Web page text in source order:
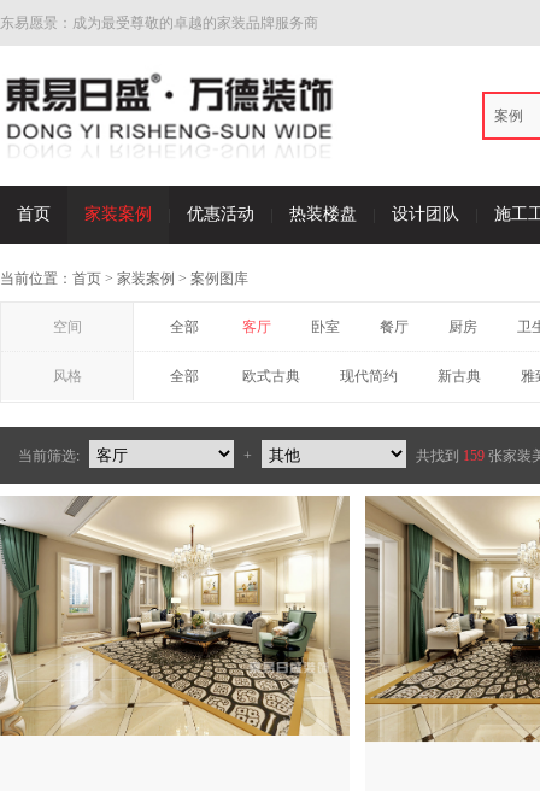
东易愿景：成为最受尊敬的卓越的家装品牌服务商
案例
首页 家装案例 优惠活动 热装楼盘 设计团队 施工
当前位置： 首页 > 家装案例 > 案例图库
空间 全部 客厅 卧室 餐厅 厨房 卫
风格 全部 欧式古典 现代简约 新古典 雅
当前筛选: + 共找到 159 张家装